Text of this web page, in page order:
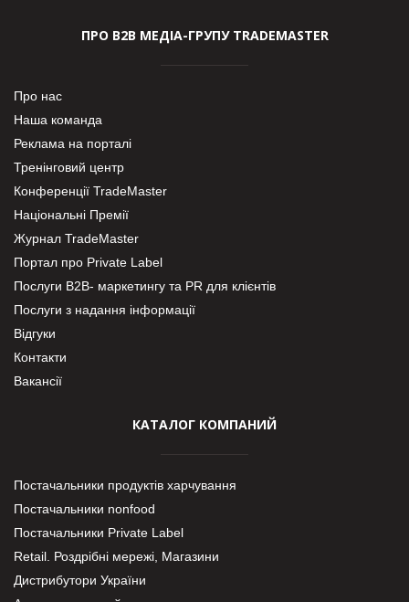
ПРО В2В МЕДІА-ГРУПУ TRADEMASTER
Про нас
Наша команда
Реклама на порталі
Тренінговий центр
Конференції TradeMaster
Національні Премії
Журнал TradeMaster
Портал про Private Label
Послуги В2В- маркетингу та PR для клієнтів
Послуги з надання інформації
Відгуки
Контакти
Вакансії
КАТАЛОГ КОМПАНИЙ
Постачальники продуктів харчування
Постачальники nonfood
Постачальники Private Label
Retail. Роздрібні мережі, Магазини
Дистрибутори України